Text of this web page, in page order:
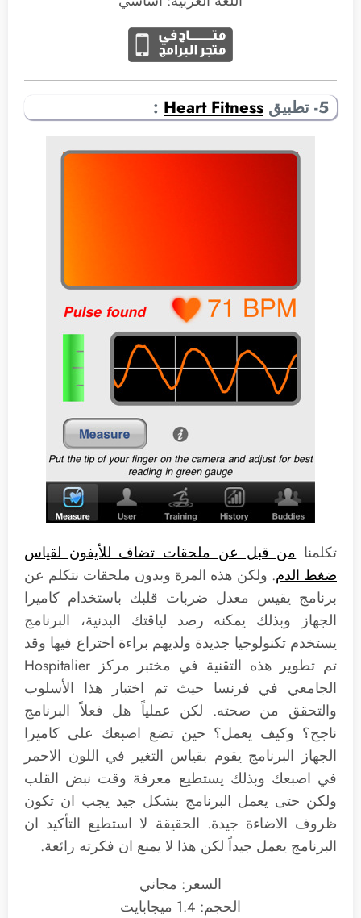
5- تطبيق Heart Fitness
:
تكلمنا من قبل عن ملحقات تضاف للأيفون لقياس
ضغط الدم. ولكن هذه المرة وبدون ملحقات نتكلم عن
برنامج يقيس معدل ضربات قلبك باستخدام كاميرا
الجهاز وبذلك يمكنه رصد لياقتك البدنية، البرنامج
يستخدم تكنولوجيا جديدة ولديهم براءة اختراع فيها وقد
تم تطوير هذه التقنية في مختبر مركز Hospitalier
الجامعي في فرنسا حيث تم اختبار هذا الأسلوب
والتحقق من صحته. لكن عملياً هل فعلاً البرنامج
ناجح؟ وكيف يعمل؟ حين تضع اصبعك على كاميرا
الجهاز البرنامج يقوم بقياس التغير في اللون الاحمر
في اصبعك وبذلك يستطيع معرفة وقت نبض القلب
ولكن حتى يعمل البرنامج بشكل جيد يجب ان تكون
ظروف الاضاءة جيدة. الحقيقة لا استطيع التأكيد ان
البرنامج يعمل جيداً لكن هذا لا يمنع ان فكرته رائعة.
السعر: مجاني
الحجم: 1.4 ميجابايت